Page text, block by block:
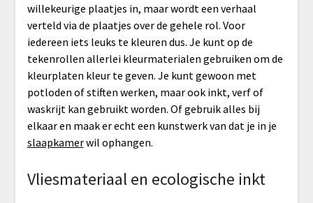
willekeurige plaatjes in, maar wordt een verhaal
verteld via de plaatjes over de gehele rol. Voor
iedereen iets leuks te kleuren dus. Je kunt op de
tekenrollen allerlei kleurmaterialen gebruiken om de
kleurplaten kleur te geven. Je kunt gewoon met
potloden of stiften werken, maar ook inkt, verf of
waskrijt kan gebruikt worden. Of gebruik alles bij
elkaar en maak er echt een kunstwerk van dat je in je
slaapkamerwil ophangen.
Vliesmateriaal en ecologische inkt